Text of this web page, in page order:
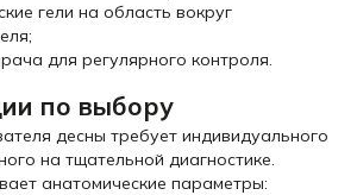
гели на область вокруг
для регулярного контроля.
по выбору
десны требует индивидуального
на тщательной диагностике.
анатомические параметры: